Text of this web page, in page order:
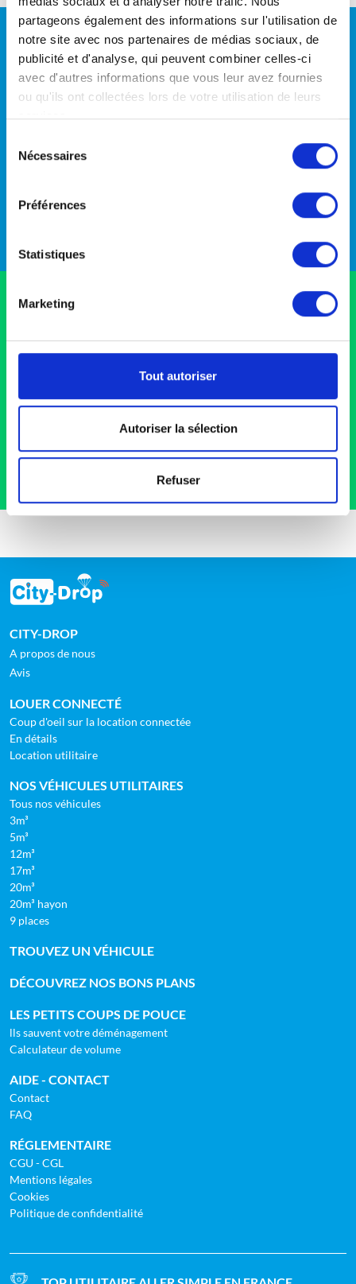
partageons également des informations sur l'utilisation de
notre site avec nos partenaires de médias sociaux, de
publicité et d'analyse, qui peuvent combiner celles-ci
avec d'autres informations que vous leur avez fournies
ou qu'ils ont collectées lors de votre utilisation de leurs
services.
Nécessaires
Préférences
Statistiques
Marketing
Tout autoriser
Autoriser la sélection
Refuser
CALCULATEUR VOLUMÉTRIQUE
Vous ne savez pas de quel volume vous avez besoin ?
Utilisez notre calculateur de volume.
CRÉER UNE ALERTE !
Pas de disponibilité sur mon trajet,
je crée mon alerte pour être averti.
CITY-DROP
A propos de nous
Avis
LOUER CONNECTÉ
Coup d'oeil sur la location connectée
En détails
Location utilitaire
NOS VÉHICULES UTILITAIRES
Tous nos véhicules
3m³
5m³
12m³
17m³
20m³
20m³ hayon
9 places
TROUVEZ UN VÉHICULE
DÉCOUVREZ NOS BONS PLANS
LES PETITS COUPS DE POUCE
lls sauvent votre déménagement
Calculateur de volume
AIDE - CONTACT
Contact
FAQ
RÉGLEMENTAIRE
CGU - CGL
Mentions légales
Cookies
Politique de confidentialité